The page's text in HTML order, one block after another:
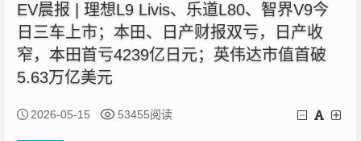
EV晨报 | 理想L9 Livis、乐道L80、智界V9今
日三车上市；本田、日产财报双亏，日产收
窄，本田首亏4239亿日元；英伟达市值首破
5.63万亿美元
2026-05-15 53455阅读